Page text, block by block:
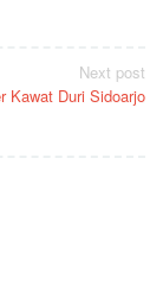
Next post
Kawat Duri Sidoarjo